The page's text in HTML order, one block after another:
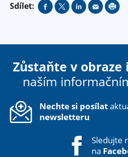
Sdílet:
Zůstaňte v obraze
naším
Nechte si posílat
newsletteru
Sledujte
na